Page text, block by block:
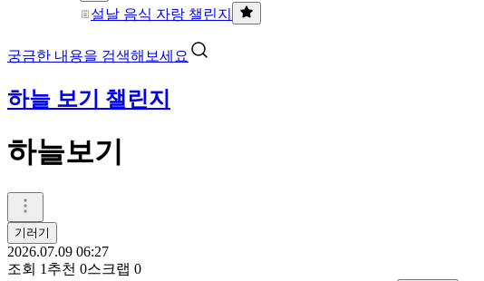
설날 음식 자랑 챌린지
궁금한 내용을 검색해보세요
하늘 보기 챌린지
하늘보기
기러기
2026.07.09 06:27
조회 1 추천 0스크랩 0